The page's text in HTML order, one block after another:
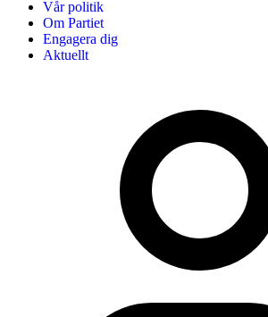
Vår politik
Om Partiet
Engagera dig
Aktuellt